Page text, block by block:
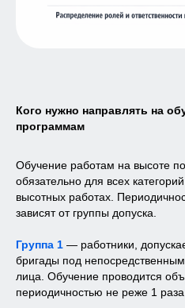
Кого нужно направлять на
программам
Обучение работам на высоте
обязательно для всех
высотных работах.
зависят от группы допуска.
Группа 1 — работники,
бригады под
лица. Обучение проводится
периодичностью не реже 1 раза
Дипломо профессиональной
По окончании прохождения
программы Профессиональной
переподготовки, вы
установленного образца,
вноситсяв реестр ФИС ФРДО